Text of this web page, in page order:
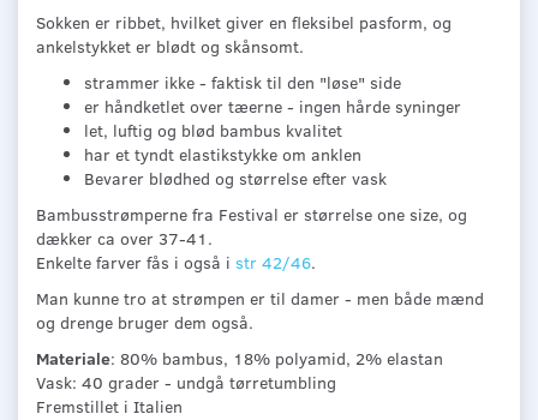
Sokken er ribbet, hvilket giver en fleksibel pasform, og
ankelstykket er blødt og skånsomt.
strammer ikke - faktisk til den "løse" side
er håndketlet over tæerne - ingen hårde syninger
let, luftig og blød bambus kvalitet
har et tyndt elastikstykke om anklen
Bevarer blødhed og størrelse efter vask
Bambusstrømperne fra Festival er størrelse one size, og
dækker ca over 37-41.
Enkelte farver fås i også i str 42/46.
Man kunne tro at strømpen er til damer - men både mænd
og drenge bruger dem også.
Materiale: 80% bambus, 18% polyamid, 2% elastan
Vask: 40 grader - undgå tørretumbling
Fremstillet i Italien